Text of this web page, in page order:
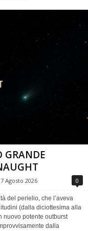
GRANDE
7 Agosto 2026 0
del perielio, che l’aveva
(dalla diciottesima alla
nuovo potente outburst
dalla